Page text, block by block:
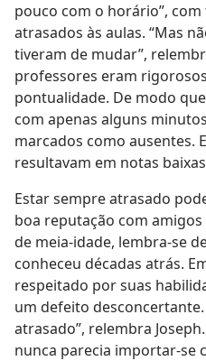
pouco com o horário”,
atrasados às aulas. “Mas
tiveram de mudar”,
professores eram
pontualidade. De modo
com apenas alguns
marcados como ausentes.
resultavam em notas
Estar sempre atrasado
boa reputação com amigos
de meia-idade, lembra-se
conheceu décadas atrás.
respeitado por suas
um defeito desconcertante.
atrasado”, relembra
nunca parecia importar-se